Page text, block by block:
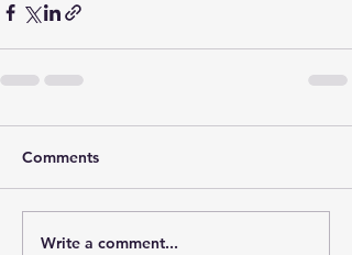
Comments
Write a comment...